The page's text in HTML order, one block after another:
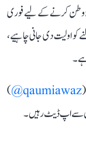
میں 17 غیر ملکیوں کو جلاوطن کرنے کے لیے فوری
کو اولیت دی جانی چاہیے،
(
qaumiawaz@
)
سے اپ ڈیٹ رہیں۔